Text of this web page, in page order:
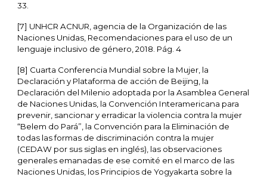
33.
[7] UNHCR ACNUR, agencia de la Organización de las
Naciones Unidas, Recomendaciones para el uso de un
lenguaje inclusivo de género, 2018. Pág. 4
[8] Cuarta Conferencia Mundial sobre la Mujer, la
Declaración y Plataforma de acción de Beijing, la
Declaración del Milenio adoptada por la Asamblea General
de Naciones Unidas, la Convención Interamericana para
prevenir, sancionar y erradicar la violencia contra la mujer
“Belem do Pará”, la Convención para la Eliminación de
todas las formas de discriminación contra la mujer
(CEDAW por sus siglas en inglés), las observaciones
generales emanadas de ese comité en el marco de las
Naciones Unidas, los Principios de Yogyakarta sobre la